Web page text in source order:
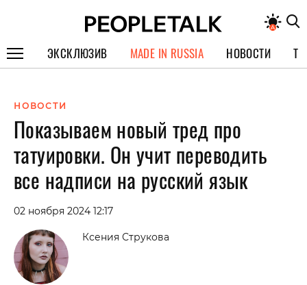
ЭКСКЛЮЗИВ
СПЕЦПРОЕКТЫ
ИНТЕРВЬЮ
ПОКОЛЕНИЕ
MADE IN RUSSIA НОВОСТИ
НОВОСТИ
Показываем новый тред про
татуировки. Он учит переводить
все надписи на русский язык
02 ноября 2024 12:17
Ксения Струкова